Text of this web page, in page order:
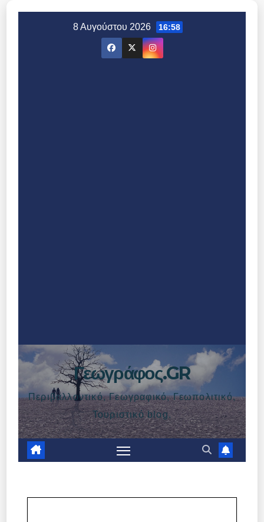
8 Αυγούστου 2026 16:58
Γεωγράφος.GR
Περιβαλλοντικό, Γεωγραφικό, Γεωπολιτικό,
Τουριστικό blog.